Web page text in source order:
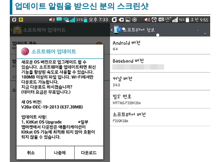
업데이트 알림을 받으신 분의 스크린샷